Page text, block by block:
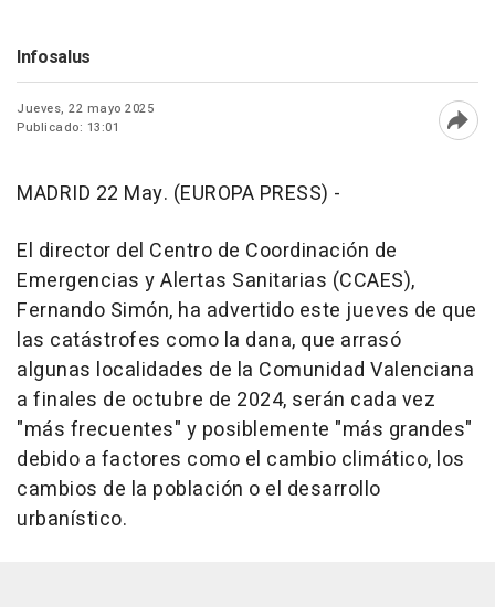
Infosalus
Jueves, 22 mayo 2025
Publicado: 13:01
MADRID 22 May. (EUROPA PRESS) -
El director del Centro de Coordinación de
Emergencias y Alertas Sanitarias (CCAES),
Fernando Simón, ha advertido este jueves de que
las catástrofes como la dana, que arrasó
algunas localidades de la Comunidad Valenciana
a finales de octubre de 2024, serán cada vez
"más frecuentes" y posiblemente "más grandes"
debido a factores como el cambio climático, los
cambios de la población o el desarrollo
urbanístico.